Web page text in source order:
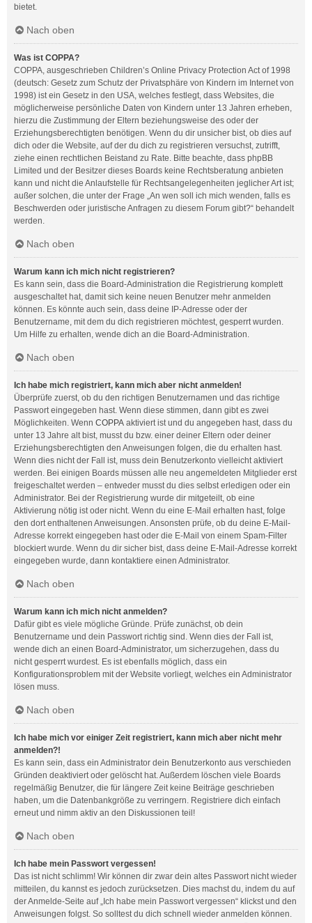
bietet.
Nach oben
Was ist COPPA?
COPPA, ausgeschrieben Children’s Online Privacy Protection Act of 1998
(deutsch: Gesetz zum Schutz der Privatsphäre von Kindern im Internet von
1998) ist ein Gesetz in den USA, welches festlegt, dass Websites, die
möglicherweise persönliche Daten von Kindern unter 13 Jahren erheben,
hierzu die Zustimmung der Eltern beziehungsweise des oder der
Erziehungsberechtigten benötigen. Wenn du dir unsicher bist, ob dies auf
dich oder die Website, auf der du dich zu registrieren versuchst, zutrifft,
ziehe einen rechtlichen Beistand zu Rate. Bitte beachte, dass phpBB
Limited und der Besitzer dieses Boards keine Rechtsberatung anbieten
kann und nicht die Anlaufstelle für Rechtsangelegenheiten jeglicher Art ist;
außer solchen, die unter der Frage „An wen soll ich mich wenden, falls es
Beschwerden oder juristische Anfragen zu diesem Forum gibt?“ behandelt
werden.
Nach oben
Warum kann ich mich nicht registrieren?
Es kann sein, dass die Board-Administration die Registrierung komplett
ausgeschaltet hat, damit sich keine neuen Benutzer mehr anmelden
können. Es könnte auch sein, dass deine IP-Adresse oder der
Benutzername, mit dem du dich registrieren möchtest, gesperrt wurden.
Um Hilfe zu erhalten, wende dich an die Board-Administration.
Nach oben
Ich habe mich registriert, kann mich aber nicht anmelden!
Überprüfe zuerst, ob du den richtigen Benutzernamen und das richtige
Passwort eingegeben hast. Wenn diese stimmen, dann gibt es zwei
Möglichkeiten. Wenn COPPA aktiviert ist und du angegeben hast, dass du
unter 13 Jahre alt bist, musst du bzw. einer deiner Eltern oder deiner
Erziehungsberechtigten den Anweisungen folgen, die du erhalten hast.
Wenn dies nicht der Fall ist, muss dein Benutzerkonto vielleicht aktiviert
werden. Bei einigen Boards müssen alle neu angemeldeten Mitglieder erst
freigeschaltet werden – entweder musst du dies selbst erledigen oder ein
Administrator. Bei der Registrierung wurde dir mitgeteilt, ob eine
Aktivierung nötig ist oder nicht. Wenn du eine E-Mail erhalten hast, folge
den dort enthaltenen Anweisungen. Ansonsten prüfe, ob du deine E-Mail-
Adresse korrekt eingegeben hast oder die E-Mail von einem Spam-Filter
blockiert wurde. Wenn du dir sicher bist, dass deine E-Mail-Adresse korrekt
eingegeben wurde, dann kontaktiere einen Administrator.
Nach oben
Warum kann ich mich nicht anmelden?
Dafür gibt es viele mögliche Gründe. Prüfe zunächst, ob dein
Benutzername und dein Passwort richtig sind. Wenn dies der Fall ist,
wende dich an einen Board-Administrator, um sicherzugehen, dass du
nicht gesperrt wurdest. Es ist ebenfalls möglich, dass ein
Konfigurationsproblem mit der Website vorliegt, welches ein Administrator
lösen muss.
Nach oben
Ich habe mich vor einiger Zeit registriert, kann mich aber nicht mehr
anmelden?!
Es kann sein, dass ein Administrator dein Benutzerkonto aus verschieden
Gründen deaktiviert oder gelöscht hat. Außerdem löschen viele Boards
regelmäßig Benutzer, die für längere Zeit keine Beiträge geschrieben
haben, um die Datenbankgröße zu verringern. Registriere dich einfach
erneut und nimm aktiv an den Diskussionen teil!
Nach oben
Ich habe mein Passwort vergessen!
Das ist nicht schlimm! Wir können dir zwar dein altes Passwort nicht wieder
mitteilen, du kannst es jedoch zurücksetzen. Dies machst du, indem du auf
der Anmelde-Seite auf „Ich habe mein Passwort vergessen“ klickst und den
Anweisungen folgst. So solltest du dich schnell wieder anmelden können.